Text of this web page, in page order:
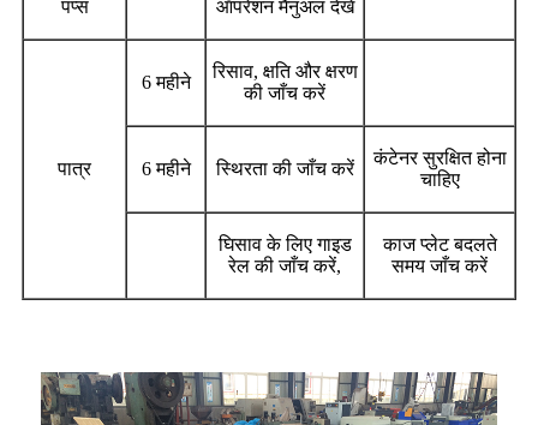
पंप्स ऑपरेशन मैनुअल देखें
पात्र
6 महीने
रिसाव, क्षति और क्षरण
की जाँच करें
6 महीने स्थिरता की जाँच करें
कंटेनर सुरक्षित होना
चाहिए
घिसाव के लिए गाइड
रेल की जाँच करें,
काज प्लेट बदलते
समय जाँच करें